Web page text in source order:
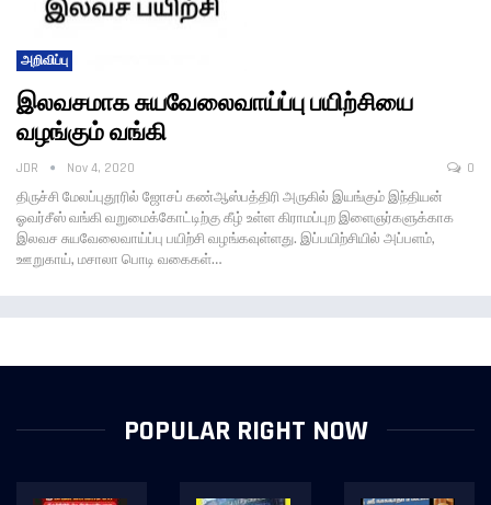
அறிவிப்பு
இலவசமாக சுயவேலைவாய்ப்பு பயிற்சியை
வழங்கும் வங்கி
JDR Nov 4, 2020 0
திருச்சி மேலப்புதூரில் ஜோசப் கண்ஆஸ்பத்திரி அருகில் இயங்கும் இந்தியன்
ஓவர்சீஸ் வங்கி வறுமைக்கோட்டிற்கு கீழ் உள்ள கிராமப்புற இளைஞர்களுக்காக
இலவச சுயவேலைவாய்ப்பு பயிற்சி வழங்கவுள்ளது. இப்பயிற்சியில் அப்பளம்,
ஊறுகாய், மசாலா பொடி வகைகள்…
POPULAR RIGHT NOW